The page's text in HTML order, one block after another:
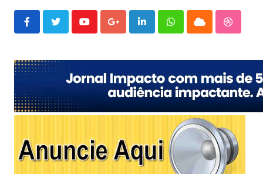
YoutubeGoogle+LinkedInWhatsappCloud